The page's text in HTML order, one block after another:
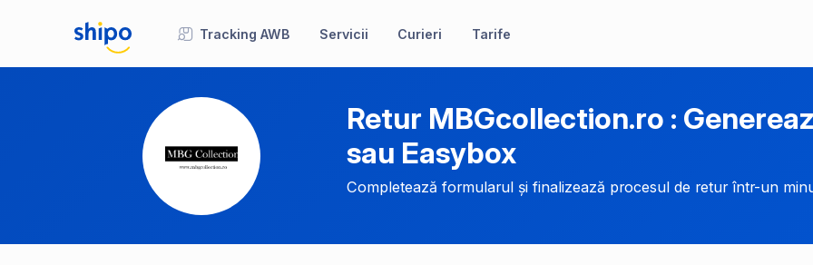
Tracking AWB Servicii Curieri Tarife
Retur MBGcollection.ro :
sau Easybox
Completează formularul și finalizează procesul de retur într-un